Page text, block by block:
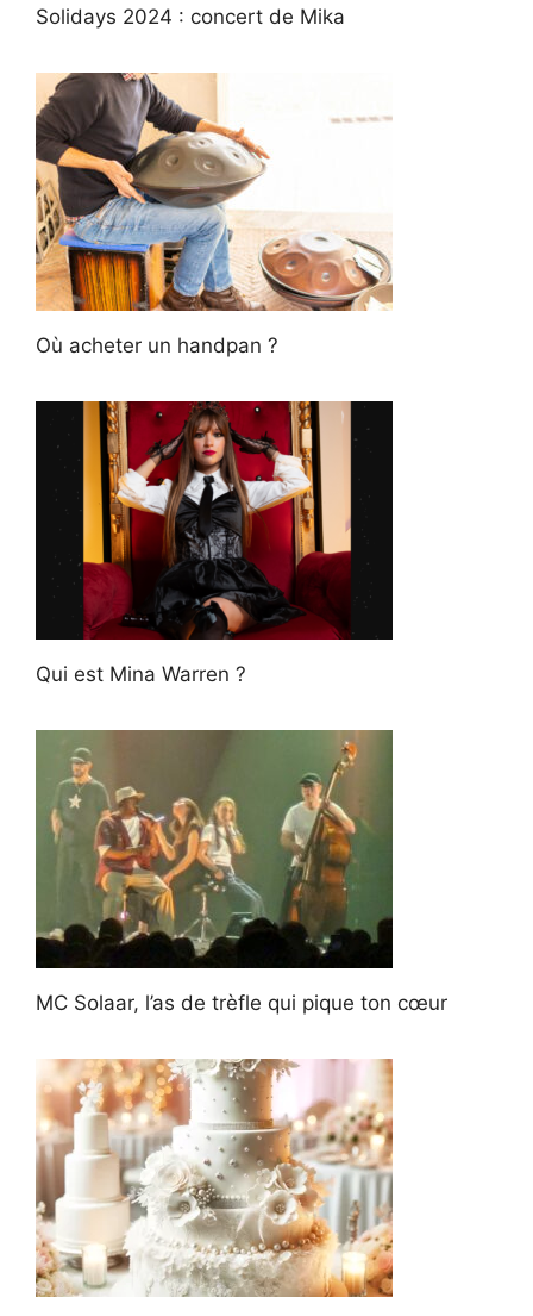
Solidays 2024 : concert de Mika
Où acheter un handpan ?
Qui est Mina Warren ?
MC Solaar, l’as de trèfle qui pique ton cœur